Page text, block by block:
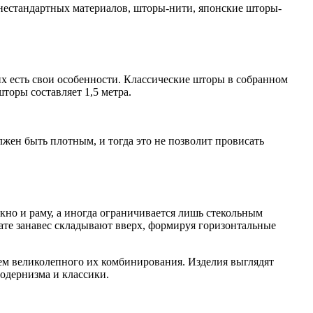
материалов, шторы-нити, японские шторы-
свои особенности. Классические шторы в собранном
составляет 1,5 метра.
быть плотным, и тогда это не позволит провисать
и раму, а иногда ограничивается лишь стекольным
занавес складывают вверх, формируя горизонтальные
великолепного их комбинирования. Изделия выглядят
и классики.